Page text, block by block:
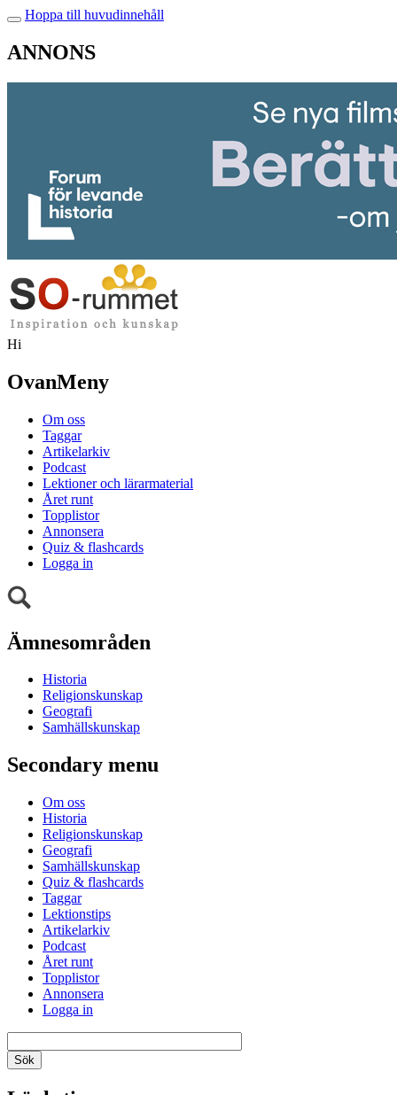
Hoppa till huvudinnehåll
ANNONS
Hi
OvanMeny
Om oss
Taggar
Artikelarkiv
Podcast
Lektioner och lärarmaterial
Året runt
Topplistor
Annonsera
Quiz & flashcards
Logga in
Ämnesområden
Historia
Religionskunskap
Geografi
Samhällskunskap
Secondary menu
Om oss
Historia
Religionskunskap
Geografi
Samhällskunskap
Quiz & flashcards
Taggar
Lektionstips
Artikelarkiv
Podcast
Året runt
Topplistor
Annonsera
Logga in